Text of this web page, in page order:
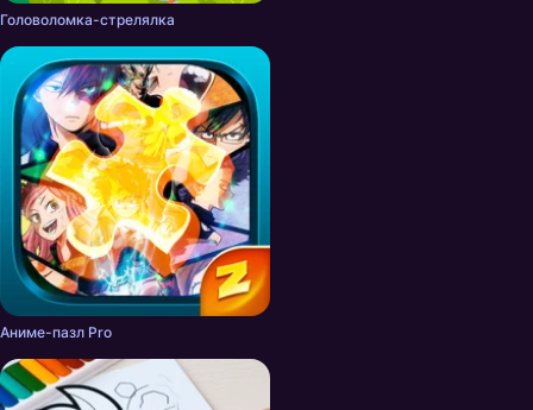
Головоломка-стрелялка
Аниме-пазл Pro